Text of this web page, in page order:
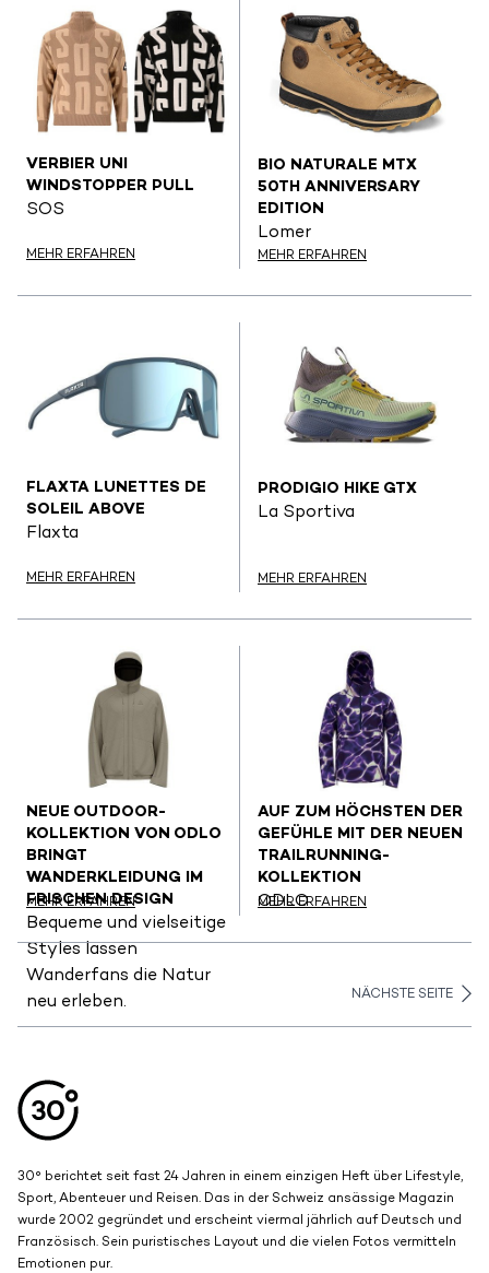
VERBIER UNI
WINDSTOPPER PULL
SOS
MEHR ERFAHREN
BIO NATURALE MTX
50TH ANNIVERSARY
EDITION
Lomer
MEHR ERFAHREN
FLAXTA LUNETTES DE
SOLEIL ABOVE
Flaxta
MEHR ERFAHREN
PRODIGIO HIKE GTX
La Sportiva
MEHR ERFAHREN
NEUE OUTDOOR-
KOLLEKTION VON ODLO
BRINGT
WANDERKLEIDUNG IM
FRISCHEN DESIGN
Bequeme und vielseitige
Styles lassen
Wanderfans die Natur
neu erleben.
MEHR ERFAHREN
AUF ZUM HÖCHSTEN DER
GEFÜHLE MIT DER NEUEN
TRAILRUNNING-
KOLLEKTION
ODLO
MEHR ERFAHREN
NÄCHSTE SEITE
30° berichtet seit fast 24 Jahren in einem einzigen Heft über Lifestyle,
Sport, Abenteuer und Reisen. Das in der Schweiz ansässige Magazin
wurde 2002 gegründet und erscheint viermal jährlich auf Deutsch und
Französisch. Sein puristisches Layout und die vielen Fotos vermitteln
Emotionen pur.